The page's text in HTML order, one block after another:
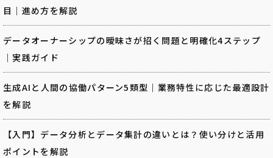
目｜進め方を解説
データオーナーシップの曖昧さが招く問題と明確化4ステップ
｜実践ガイド
生成AIと人間の協働パターン5類型｜業務特性に応じた最適設計
を解説
【入門】データ分析とデータ集計の違いとは？使い分けと活用
ポイントを解説